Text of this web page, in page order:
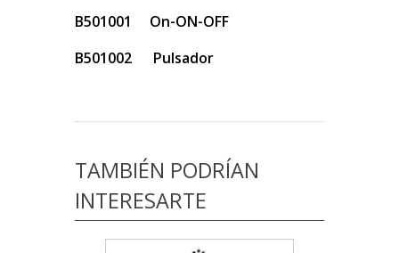
B501001 On-ON-OFF
B501002 Pulsador
TAMBIÉN PODRÍAN
INTERESARTE